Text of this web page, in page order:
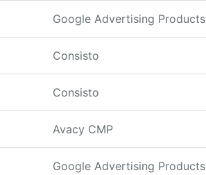
Google Advertising Products
Consisto
Consisto
Avacy CMP
Google Advertising Products